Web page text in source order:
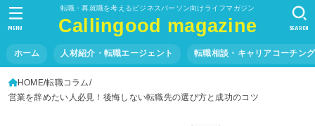
転職・再就職を考えるビジネスパーソン向けライフマガジン
Callingood magazine
ホーム 人材紹介・転職エージェント 転職相談・キャリアコーチング
SEARCH
MENU
HOME 転職コラム
営業を辞めたい人必見！後悔しない転職先の選び方と成功のコツ